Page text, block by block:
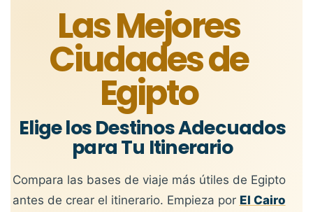
Las Mejores
Ciudades de
Egipto
Elige los Destinos Adecuados
para Tu Itinerario
Compara las bases de viaje más útiles de Egipto
antes de crear el itinerario. Empieza por El Cairo